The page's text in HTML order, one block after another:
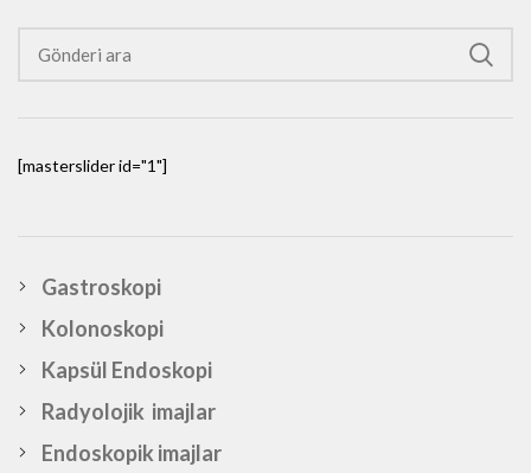
[masterslider id="1"]
Gastroskopi
Kolonoskopi
Kapsül Endoskopi
Radyolojik imajlar
Endoskopik imajlar